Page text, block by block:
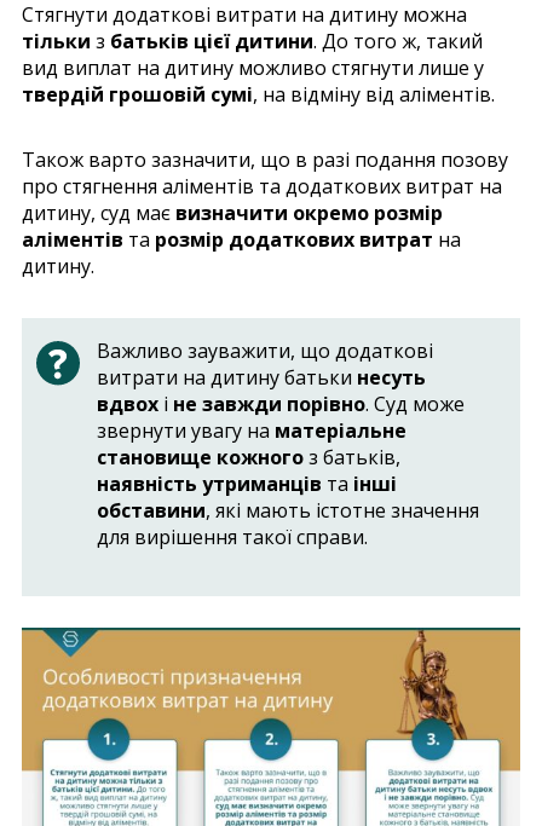
Стягнути додаткові витрати на дитину можна
тільки з батьків цієї дитини. До того ж, такий
вид виплат на дитину можливо стягнути лише у
твердій грошовій сумі, на відміну від аліментів.
Також варто зазначити, що в разі подання позову
про стягнення аліментів та додаткових витрат на
дитину, суд має визначити окремо розмір
аліментів та розмір додаткових витрат на
дитину.
Важливо зауважити, що додаткові
витрати на дитину батьки несуть
вдвох і не завжди порівно. Суд може
звернути увагу на матеріальне
становище кожногоз батьків,
наявність утриманців та інші
обставини, які мають істотне значення
для вирішення такої справи.